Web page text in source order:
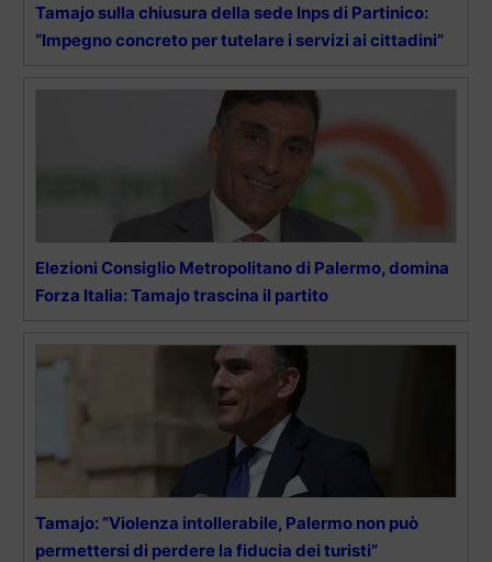
Tamajo sulla chiusura della sede Inps di Partinico:
“Impegno concreto per tutelare i servizi ai cittadini”
Elezioni Consiglio Metropolitano di Palermo, domina
Forza Italia: Tamajo trascina il partito
Tamajo: “Violenza intollerabile, Palermo non può
permettersi di perdere la fiducia dei turisti”